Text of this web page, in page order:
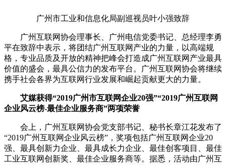
广州市工业和信息化局副巡视员叶小强致辞
广州互联网协会理事长、广州电信党委书记、总经理李勇
平在致辞中表示，将团结广州互联网产业的力量，以高端规
格，专业品质及开放的精神把峰会打造成广州互联网产业最具
价值的盛会，最具公信力的发布平台。广州互联网协会将继续
携手社会各界为互联网行业发展和崛起贡献更大的力量。
艾媒获得“2019广州市互联网企业20强”“2019广州互联网
企业风云榜-最佳企业服务商”两项荣誉
会上，广州互联网协会党支部书记、秘书长章江花发布了
“2019广州互联网企业风云榜”，奖项包括广州互联网企业20
强、最具创新力企业、最具成长力企业、最佳创客项目、最佳
工业互联网创新奖、最佳企业服务商等。据悉，活动由广州互